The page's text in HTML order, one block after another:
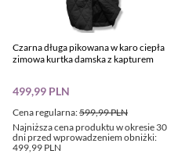
Czarna długa pikowana w karo ciepła
zimowa kurtka damska z kapturem
Cena regularna:599,99 PLN
499,99 PLN
Najniższa cena produktu w okresie 30
dni przed wprowadzeniem obniżki:
499,99 PLN